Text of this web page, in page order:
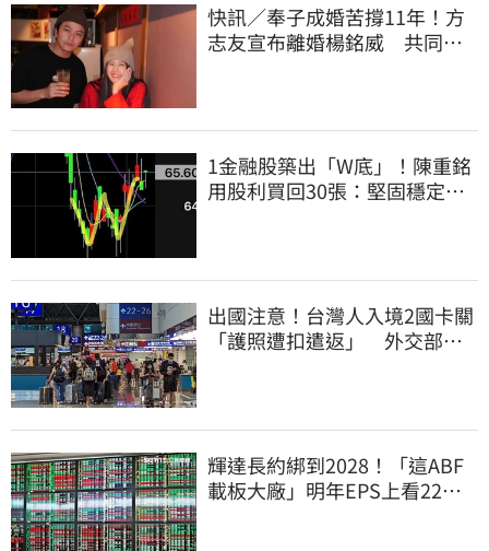
快訊／奉子成婚苦撐11年！方
志友宣布離婚楊銘威 共同聲
1金融股築出「W底」！陳重銘
用股利買回30張：堅固穩定的
出國注意！台灣人入境2國卡關
「護照遭扣遣返」 外交部證
輝達長約綁到2028！「這ABF
載板大廠」明年EPS上看22